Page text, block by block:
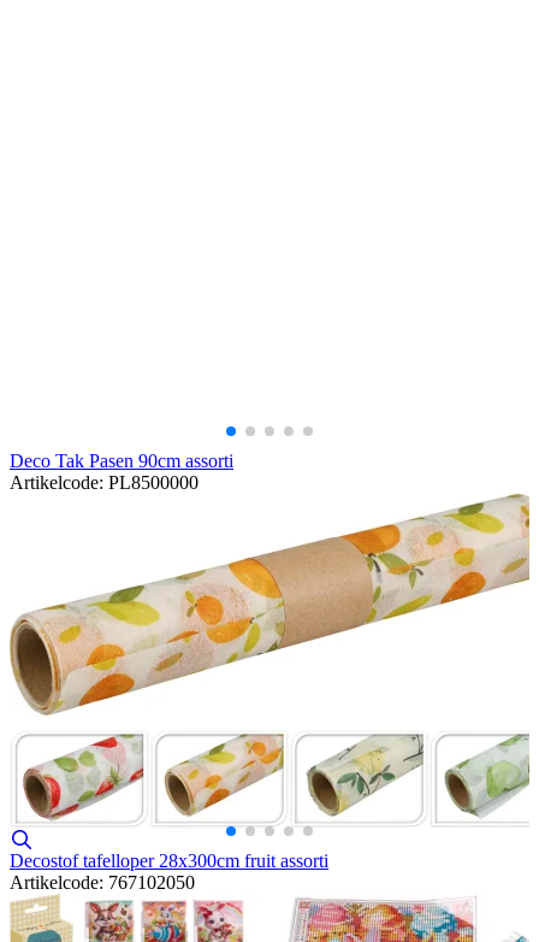
Deco Tak Pasen 90cm assorti
Artikelcode: PL8500000
Decostof tafelloper 28x300cm fruit assorti
Artikelcode: 767102050